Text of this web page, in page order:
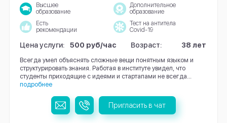
Высшее
образование
Дополнительное
образование
Есть
рекомендации
Тест на антитела
Covid-19
Цена услуги: 500 руб/час Возраст: 38 лет
Всегда умел объяснять сложные вещи понятным языком и
структурировать знания. Работая в институте увидел, что
студенты приходящие с идеями и стартапами не всегда...
подробнее
Пригласить в чат